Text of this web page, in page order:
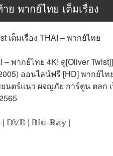
ย พากย์ไทย เต็มเรื่อง
เต็มเรื่อง THAI – พากย์ไทย
– พากย์ไทย 4K! ดู[Oliver
ออนไลน์ฟรี [HD] พากย์ไท
นตร์แนว ผจญภัย การ์ตูน ตลก
𝔻𝕍𝔻 | 𝔹𝕝𝕦-ℝ𝕒𝕪 |